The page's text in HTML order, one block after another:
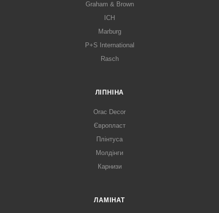
Graham & Brown
ICH
Marburg
P+S International
Rasch
ЛІПНІНА
Orac Decor
Європласт
Плінтуса
Молдінги
Карнизи
ЛАМІНАТ